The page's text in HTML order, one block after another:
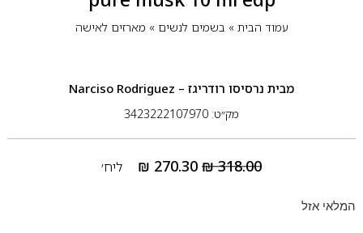
עמוד הבית» בשמים לנשים» מארזים לאישה
מבית נרסיסו רודריגז – Narciso Rodriguez
מק״ט: 3423222107970
₪318.00
₪ 270.30 ליח׳
המלאי אזל